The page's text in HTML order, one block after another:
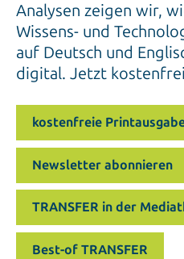
Analysen zeigen wir,
Wissens- und
auf Deutsch und
digital. Jetzt
kostenfreie
Newsletter abonnieren
TRANSFER in der
Best-of TRANSFER